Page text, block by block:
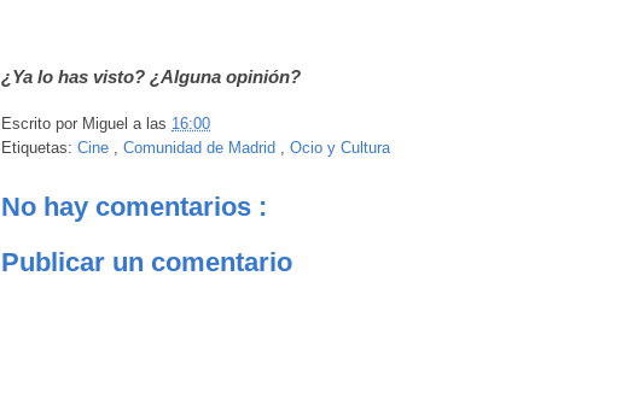
¿Ya lo has visto? ¿Alguna opinión?
Escrito por Miguel a las 16:00
Etiquetas: Cine , Comunidad de Madrid , Ocio y Cultura
No hay comentarios :
Publicar un comentario